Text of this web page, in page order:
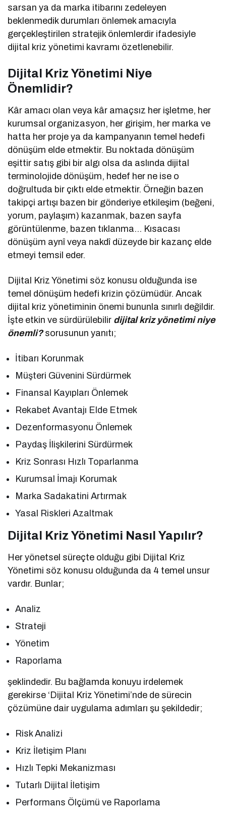
sarsan ya da marka itibarını zedeleyen
beklenmedik durumları önlemek amacıyla
gerçekleştirilen stratejik önlemlerdir ifadesiyle
dijital kriz yönetimi kavramı özetlenebilir.
Dijital Kriz Yönetimi Niye
Önemlidir?
Kâr amacı olan veya kâr amaçsız her işletme, her
kurumsal organizasyon, her girişim, her marka ve
hatta her proje ya da kampanyanın temel hedefi
dönüşüm elde etmektir. Bu noktada dönüşüm
eşittir satış gibi bir algı olsa da aslında dijital
terminolojide dönüşüm, hedef her ne ise o
doğrultuda bir çıktı elde etmektir. Örneğin bazen
takipçi artışı bazen bir gönderiye etkileşim (beğeni,
yorum, paylaşım) kazanmak, bazen sayfa
görüntülenme, bazen tıklanma… Kısacası
dönüşüm aynî veya nakdî düzeyde bir kazanç elde
etmeyi temsil eder.
Dijital Kriz Yönetimi söz konusu olduğunda ise
temel dönüşüm hedefi krizin çözümüdür. Ancak
dijital kriz yönetiminin önemi bununla sınırlı değildir.
İşte etkin ve sürdürülebilir dijital kriz yönetimi niye
önemli? sorusunun yanıtı;
İtibarı Korunmak
Müşteri Güvenini Sürdürmek
Finansal Kayıpları Önlemek
Rekabet Avantajı Elde Etmek
Dezenformasyonu Önlemek
Paydaş İlişkilerini Sürdürmek
Kriz Sonrası Hızlı Toparlanma
Kurumsal İmajı Korumak
Marka Sadakatini Artırmak
Yasal Riskleri Azaltmak
Dijital Kriz Yönetimi Nasıl Yapılır?
Her yönetsel süreçte olduğu gibi Dijital Kriz
Yönetimi söz konusu olduğunda da 4 temel unsur
vardır. Bunlar;
Analiz
Strateji
Yönetim
Raporlama
şeklindedir. Bu bağlamda konuyu irdelemek
gerekirse ‘Dijital Kriz Yönetimi’nde de sürecin
çözümüne dair uygulama adımları şu şekildedir;
Risk Analizi
Kriz İletişim Planı
Hızlı Tepki Mekanizması
Tutarlı Dijital İletişim
Performans Ölçümü ve Raporlama